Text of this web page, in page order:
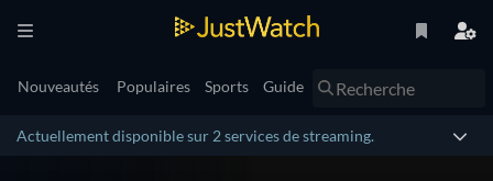
Nouveautés Populaires Sports Guide
Actuellement disponible sur 2 services de streaming.